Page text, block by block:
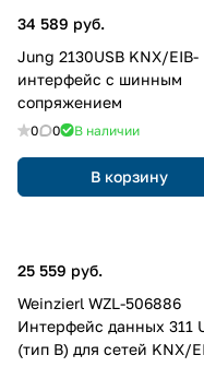
34 589 руб.
Jung 2130USB KNX/EIB-
интерфейс с шинным
сопряжением
0 0 В наличии
В корзину
25 559 руб.
Weinzierl WZL-506886
Интерфейс данных 311
(тип B) для сетей KNX/